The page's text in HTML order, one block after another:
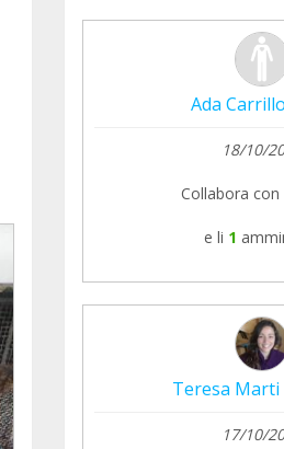
Ada
18/10/
Collabora con
e li 1
Teresa Marti
17/10/